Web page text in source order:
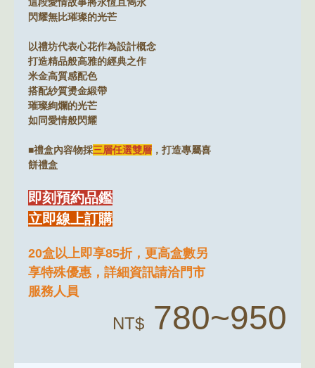
閃耀無比璀璨的光芒
以禮坊代表心花作為設計概念
打造精品般高雅的經典之作
米金高質感配色
搭配紗質燙金緞帶
璀璨絢爛的光芒
如同愛情般閃耀
■禮盒內容物採三層任選雙層 ，打造專屬喜
餅禮盒
即刻預約品鑑
立即線上訂購
20盒以上即享85折，更高盒數另
享特殊優惠，詳細資訊請洽門市
服務人員
NT$ 780~950